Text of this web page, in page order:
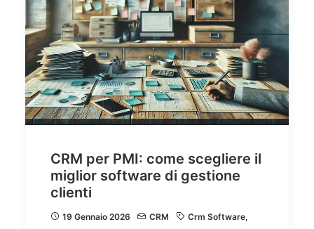
CRM per PMI: come scegliere il
miglior software di gestione
clienti
19 Gennaio 2026 CRM Crm Software,